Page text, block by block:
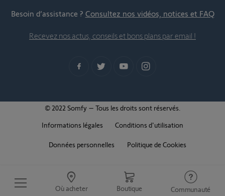
Où acheter Boutique Communauté
Besoin d’assistance ? Consultez nos vidéos, notices et FAQ
Recevez nos actus, conseils et bons plans par email !
© 2022 Somfy – Tous les droits sont réservés.
Informations légales
Conditions d'utilisation
Données personnelles Politique de Cookies